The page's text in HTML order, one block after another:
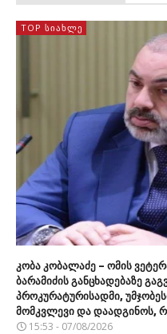
TOP ᲡᲘᲐᲮᲚᲔ
კობა კობალაძე – ომის
ბარამიძის განცხადებაზე
პროკურატურისადმი,
მომკვლევი და დაადგინოს,
15:53 - 07/08/2026